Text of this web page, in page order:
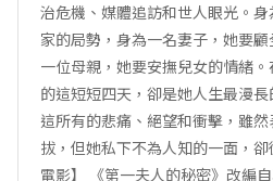
治危機、媒體追訪和世人眼光。
家的局勢，身為一名妻子，她要
一位母親，她要安撫兒女的情緒
的這短短四天，卻是她人生最漫
這所有的悲痛、絕望和衝擊，雖
拔，但她私下不為人知的一面，
電影】 《第一夫人的秘密》改編